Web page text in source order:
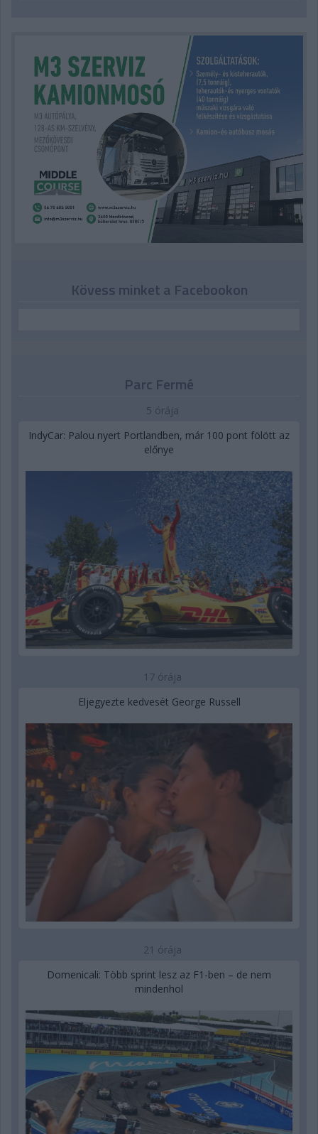
Kövess minket a Facebookon
Parc Fermé
5 órája
IndyCar: Palou nyert Portlandben, már 100 pont fölött az
előnye
17 órája
Eljegyezte kedvesét George Russell
21 órája
Domenicali: Több sprint lesz az F1-ben – de nem
mindenhol